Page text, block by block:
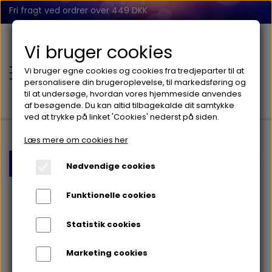
Fri fragt ved ordrer over 449 DKK
BALANCE
FIDGET
Baby Nusseklud og bidering lys blå
Vi bruger cookies
Vi bruger egne cookies og cookies fra tredjeparter til at
personalisere din brugeroplevelse, til markedsføring og
til at undersøge, hvordan vores hjemmeside anvendes
af besøgende. Du kan altid tilbagekalde dit samtykke
ved at trykke på linket 'Cookies' nederst på siden.
Læs mere om cookies her
Nødvendige cookies
Funktionelle cookies
Statistik cookies
Marketing cookies